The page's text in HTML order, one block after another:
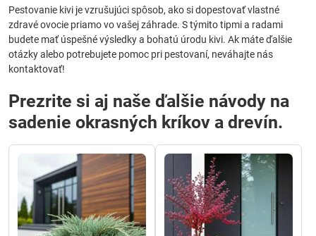
Pestovanie kivi je vzrušujúci spôsob, ako si dopestovať vlastné
zdravé ovocie priamo vo vašej záhrade. S týmito tipmi a radami
budete mať úspešné výsledky a bohatú úrodu kivi. Ak máte ďalšie
otázky alebo potrebujete pomoc pri pestovaní, neváhajte nás
kontaktovať!
Prezrite si aj naše ďalšie návody na
sadenie okrasných kríkov a drevín.